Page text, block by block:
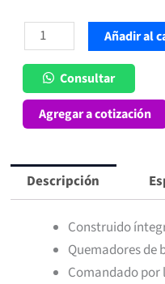
Baño
María
Gas
3
Maigas
cantidad
Añadir al
Consultar
Agregar a cotización
Descripción
Construido
Quemadores de
Comandado por